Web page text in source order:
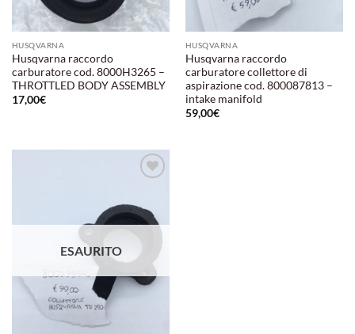
HUSQVARNA
Husqvarna raccordo
carburatore cod. 8000H3265 –
THROTTLED BODY ASSEMBLY
17,00€
HUSQVARNA
Husqvarna raccordo
carburatore collettore di
aspirazione cod. 800087813 –
intake manifold
59,00€
dei
desideri
ESAURITO